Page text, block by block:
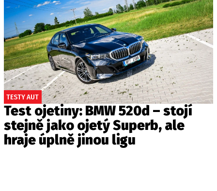
TESTY AUT
Test ojetiny: BMW 520d – stojí
stejně jako ojetý Superb, ale
hraje úplně jinou ligu